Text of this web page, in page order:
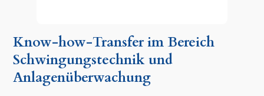
Know-how-Transfer im Bereich
Schwingungstechnik und
Anlagenüberwachung